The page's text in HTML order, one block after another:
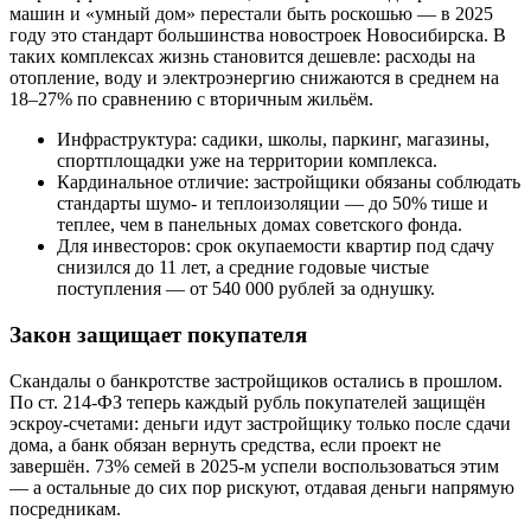
машин и «умный дом» перестали быть роскошью — в 2025
году это стандарт большинства новостроек Новосибирска. В
таких комплексах жизнь становится дешевле: расходы на
отопление, воду и электроэнергию снижаются в среднем на
18–27% по сравнению с вторичным жильём.
Инфраструктура: садики, школы, паркинг, магазины,
спортплощадки уже на территории комплекса.
Кардинальное отличие: застройщики обязаны соблюдать
стандарты шумо- и теплоизоляции — до 50% тише и
теплее, чем в панельных домах советского фонда.
Для инвесторов: срок окупаемости квартир под сдачу
снизился до 11 лет, а средние годовые чистые
поступления — от 540 000 рублей за однушку.
Закон защищает покупателя
Скандалы о банкротстве застройщиков остались в прошлом.
По ст. 214-ФЗ теперь каждый рубль покупателей защищён
эскроу-счетами: деньги идут застройщику только после сдачи
дома, а банк обязан вернуть средства, если проект не
завершён. 73% семей в 2025-м успели воспользоваться этим
— а остальные до сих пор рискуют, отдавая деньги напрямую
посредникам.